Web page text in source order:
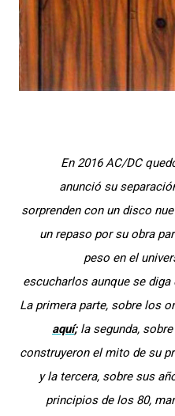
En 2016 AC/DC
anunció su
sorprenden con un disco
un repaso por su obra
peso en el
escucharlos aunque se
La primera parte, sobre los
aquí;la segunda,
construyeron el mito de su
y la tercera, sobre sus
principios de los 80,